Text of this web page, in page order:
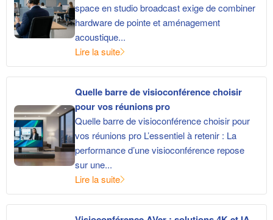
space en studio broadcast exige de combiner
hardware de pointe et aménagement
acoustique...
Lire la suite
Quelle barre de visioconférence choisir
pour vos réunions pro
Quelle barre de visioconférence choisir pour
vos réunions pro L’essentiel à retenir : La
performance d’une visioconférence repose
sur une...
Lire la suite